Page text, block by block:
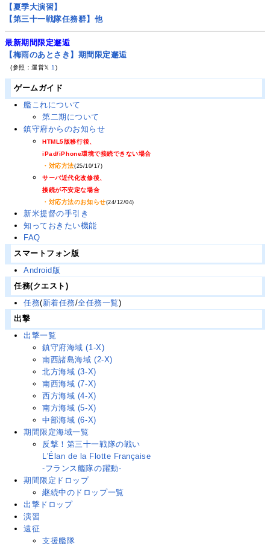
【夏季大演習】
【第三十一戦隊任務群】他
最新期間限定邂逅
【梅雨のあとさき】期間限定邂逅
(参照：運営𝕏 1 )
ゲームガイド
艦これについて
第二期について
鎮守府からのお知らせ
HTML5版移行後、
iPad/iPhone環境で接続できない場合
・対応方法(25/10/17)
サーバ近代化改修後、
接続が不安定な場合
・対応方法のお知らせ(24/12/04)
新米提督の手引き
知っておきたい機能
FAQ
スマートフォン版
Android版
任務(クエスト)
任務(新着任務/全任務一覧)
出撃
出撃一覧
鎮守府海域 (1-X)
南西諸島海域 (2-X)
北方海域 (3-X)
南西海域 (7-X)
西方海域 (4-X)
南方海域 (5-X)
中部海域 (6-X)
期間限定海域一覧
反撃！第三十一戦隊の戦い
L'Élan de la Flotte Française
-フランス艦隊の躍動-
期間限定ドロップ
継続中のドロップ一覧
出撃ドロップ
演習
遠征
支援艦隊